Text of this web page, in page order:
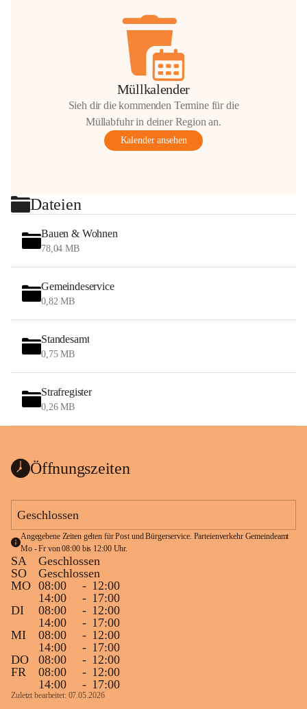
Müllkalender
Sieh dir die kommenden Termine für die
Müllabfuhr in deiner Region an.
Kalender ansehen
Dateien
Bauen & Wohnen
78,04 MB
Gemeindeservice
0,82 MB
Standesamt
0,75 MB
Strafregister
0,26 MB
Öffnungszeiten
Geschlossen
Angegebene Zeiten gelten für Post und Bürgerservice. Parteienverkehr Gemeindeamt
Mo - Fr von 08:00 bis 12:00 Uhr.
SA
Geschlossen
SO
Geschlossen
MO 08:00 - 12:00
14:00
- 17:00
DI
08:00 - 12:00
14:00
- 17:00
MI
08:00 - 12:00
14:00
- 17:00
DO
08:00 - 12:00
FR
08:00 - 12:00
14:00
- 17:00
Zuletzt bearbeitet: 07.05.2026